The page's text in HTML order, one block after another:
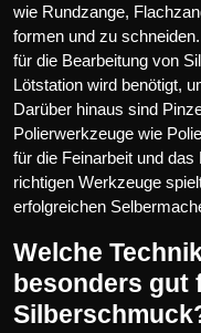
wie Rundzange,
formen und zu
für die Bearbeitung von
Lötstation wird benötigt,
Darüber hinaus sind
Polierwerkzeuge wie
für die Feinarbeit und
richtigen Werkzeuge
erfolgreichen
Welche
besonders gut